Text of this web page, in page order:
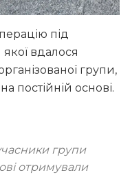
під
вдалося
групи,
постійній основі.
групи
отримували